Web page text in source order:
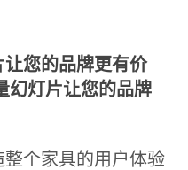
您的品牌更有价
幻灯片让您的品牌
个家具的用户体验